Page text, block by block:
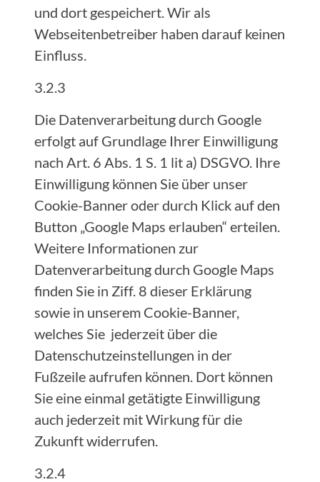
und dort gespeichert. Wir als
Webseitenbetreiber haben darauf keinen
Einfluss.
3.2.3
Die Datenverarbeitung durch Google
erfolgt auf Grundlage Ihrer Einwilligung
nach Art. 6 Abs. 1 S. 1 lit a) DSGVO. Ihre
Einwilligung können Sie über unser
Cookie-Banner oder durch Klick auf den
Button „Google Maps erlauben“ erteilen.
Weitere Informationen zur
Datenverarbeitung durch Google Maps
finden Sie in Ziff. 8 dieser Erklärung
sowie in unserem Cookie-Banner,
welches Sie jederzeit über die
Datenschutzeinstellungen in der
Fußzeile aufrufen können. Dort können
Sie eine einmal getätigte Einwilligung
auch jederzeit mit Wirkung für die
Zukunft widerrufen.
3.2.4